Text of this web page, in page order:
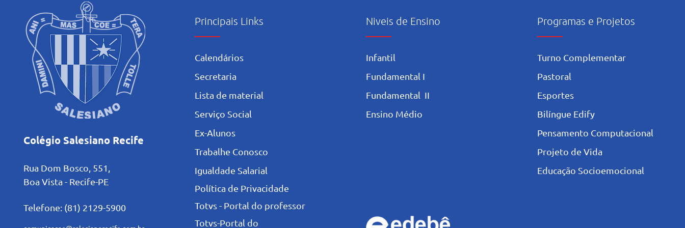
Colégio Salesiano Recife
Rua Dom Bosco, 551,
Boa Vista - Recife-PE
Telefone: (81) 2129-5900
Principais Links
Calendários
Secretaria
L ista de material
Serviço Social
Ex-Alunos
Trabalhe Conosco
Igualdade Salarial
Política de Privacidade
Totvs - Portal do professor
Totvs-Portal do
Niveis de Ensino
Infantil
Fundamental I
Fundamental II
Ensino Médio
Programas e Projetos
Turno Complementar
Pastoral
Esportes
Bilíngue Edify
Pensamento Computacional
Projeto de Vida
Educação Socioemocional